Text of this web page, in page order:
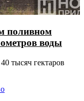
поливном
воды
тысяч гектаров